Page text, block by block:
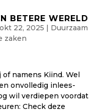
BETERE WERELD
okt 22, 2025
Duurzaam
zaken
namens Kiind. Wel
onvolledig inlees-
wil verdiepen voordat
Check deze